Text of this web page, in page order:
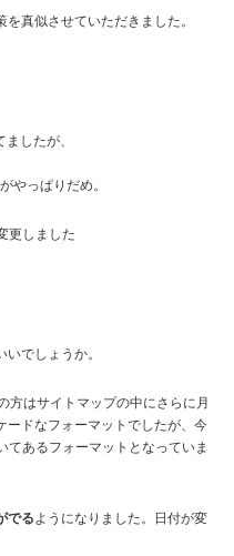
真似させていただきました。
ましたが、
やっぱりだめ。
更しました
でしょうか。
方はサイトマップの中にさらに月
ードなフォーマットでしたが、今
てあるフォーマットとなっていま
でる ようになりました。日付が変